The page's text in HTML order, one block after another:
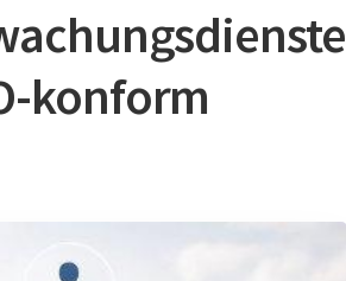
konform